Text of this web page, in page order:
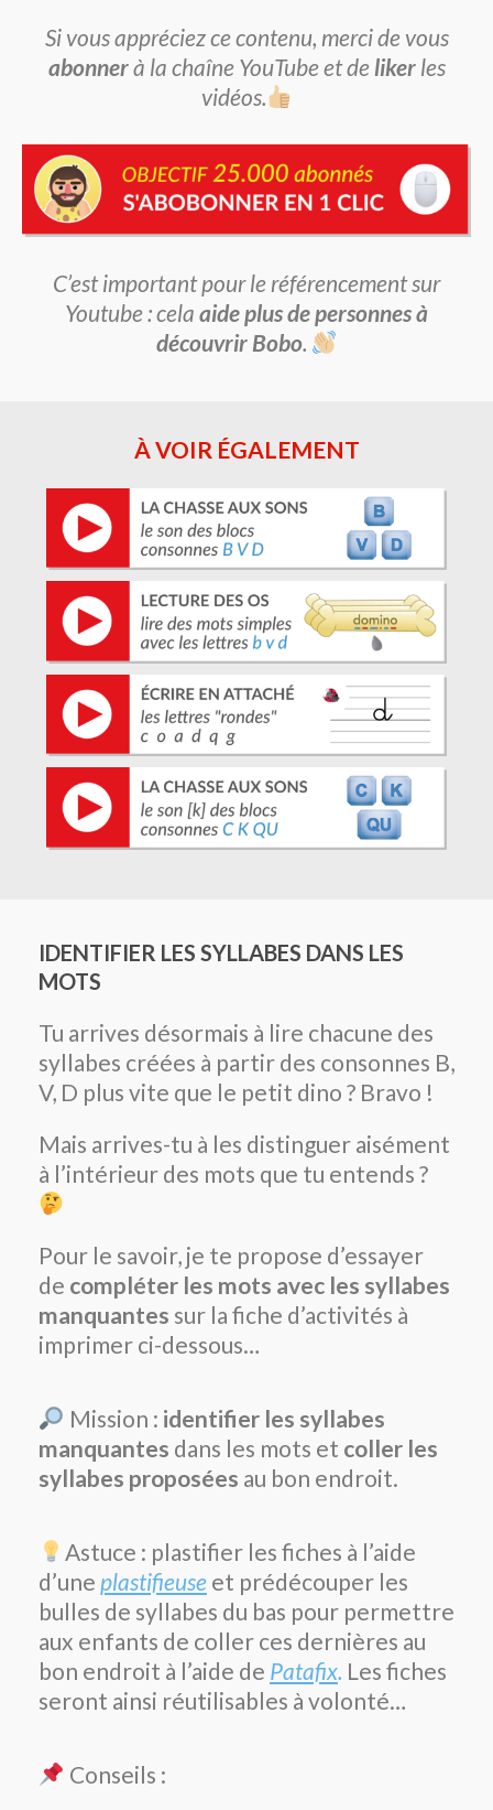
Si vous appréciez ce contenu, merci de vous
abonnerà la chaîne YouTube et de likerles
vidéos.
C’est important pour le référencement sur
Youtube : cela aide plus de personnes à
découvrir Bobo.
À VOIR ÉGALEMENT
IDENTIFIER LES SYLLABES DANS LES
MOTS
Tu arrives désormais à lire chacune des
syllabes créées à partir des consonnes B,
V, D plus vite que le petit dino ? Bravo !
Mais arrives-tu à les distinguer aisément
à l’intérieur des mots que tu entends ?
Pour le savoir, je te propose d’essayer
de compléter les mots avec les syllabes
manquantes sur la fiche d’activités à
imprimer ci-dessous…
Mission : identifier les syllabes
manquantes dans les mots et coller les
syllabes proposées au bon endroit.
Astuce : plastifier les fiches à l’aide
d’une plastifieuse et prédécouper les
bulles de syllabes du bas pour permettre
aux enfants de coller ces dernières au
bon endroit à l’aide de Patafix. Les fiches
seront ainsi réutilisables à volonté…
Conseils :